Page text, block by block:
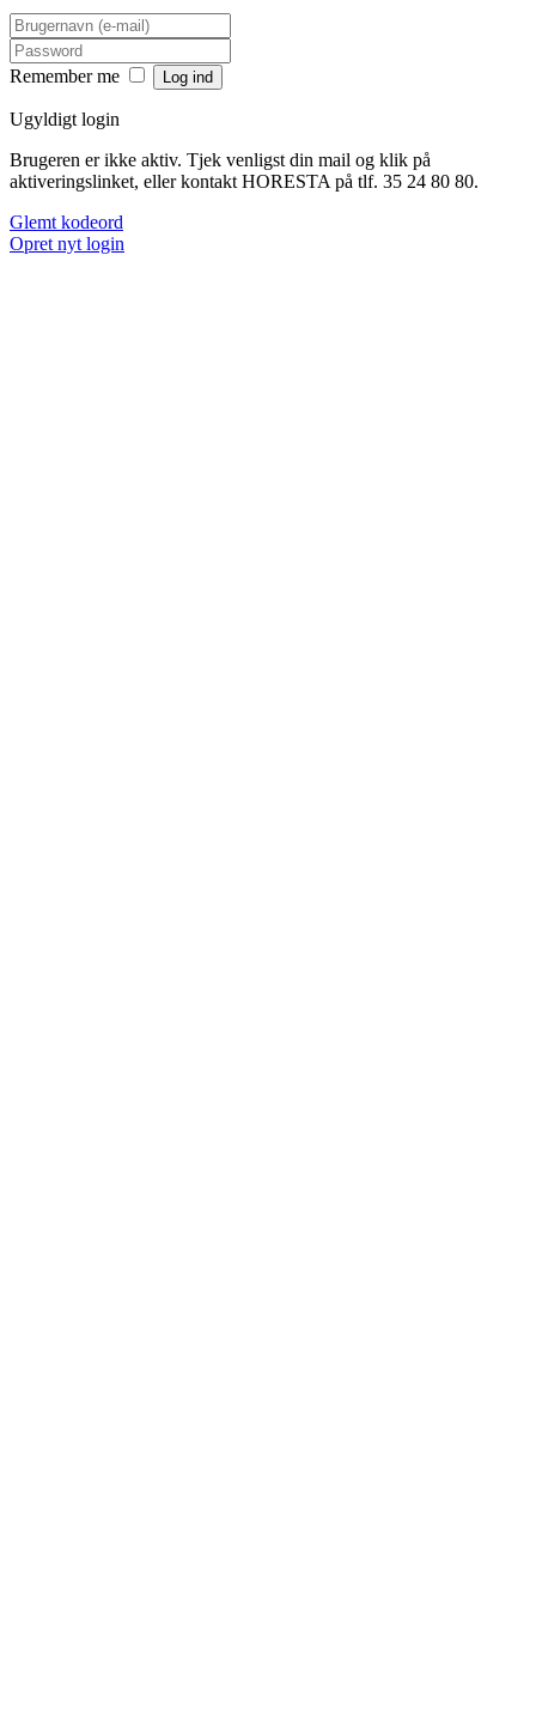
Remember me
Ugyldigt login
Brugeren er ikke aktiv. Tjek venligst din mail og klik på
aktiveringslinket, eller kontakt HORESTA på tlf. 35 24 80 80.
Glemt kodeord
Opret nyt login